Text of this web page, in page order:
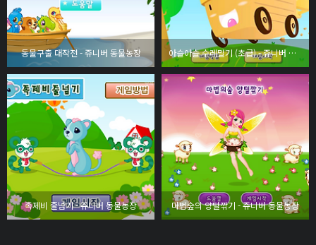
동물구출 대작전 - 쥬니버 동물농장 아슬아슬 수레밀기 (초급) - 쥬니버 동물농장
족제비 줄넘기 - 쥬니버 동물농장 마법숲의 양털깎기 - 쥬니버 동물농장